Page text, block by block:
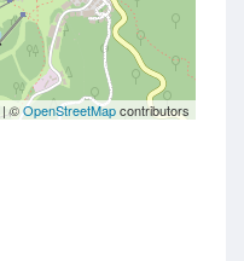
| ©OpenStreetMapcontributors